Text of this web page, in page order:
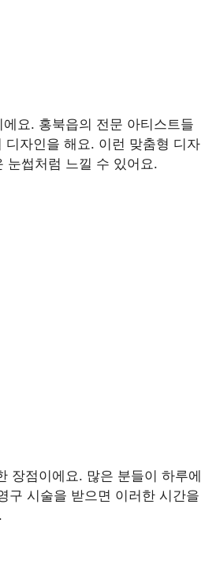
요. 홍북읍의 전문 아티스트들
자인을 해요. 이런 맞춤형 디자
눈썹처럼 느낄 수 있어요.
장점이에요. 많은 분들이 하루에
구 시술을 받으면 이러한 시간을